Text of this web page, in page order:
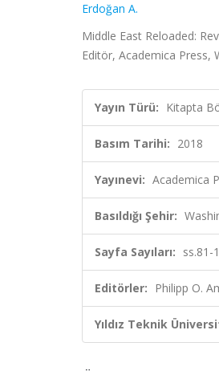
Erdoğan A.
Middle East Reloaded:
Editör, Academica Press,
Yayın Türü: Kitapta
Basım Tarihi: 2018
Yayınevi: Academica
Basıldığı Şehir:
Sayfa Sayıları: ss.81-
Editörler: Philipp O.
Yıldız Teknik